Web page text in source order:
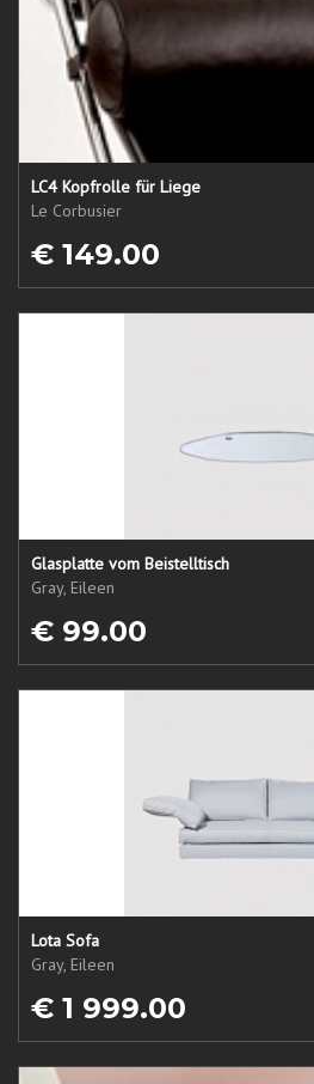
LC4 Kopfrolle für Liege
Le Corbusier
€ 149.00
Glasplatte vom Beistelltisch
Gray, Eileen
€ 99.00
Lota Sofa
Gray, Eileen
€ 1 999.00